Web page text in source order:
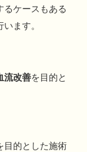
るケースもある
ます。
流改善を目的と
目的とした施術